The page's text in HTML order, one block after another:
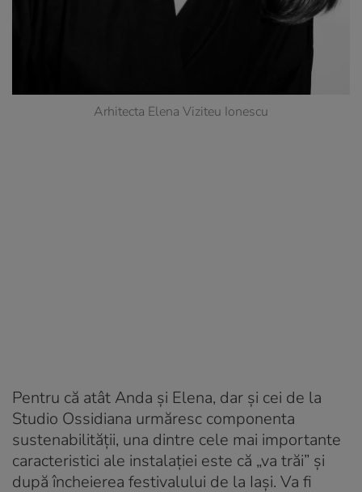
Arhitecta Elena Viziteu Ionescu
Pentru că atât Anda și Elena, dar și cei de la
Studio Ossidiana urmăresc componenta
sustenabilității, una dintre cele mai importante
caracteristici ale instalației este că „va trăi” și
după încheierea festivalului de la Iași. Va fi